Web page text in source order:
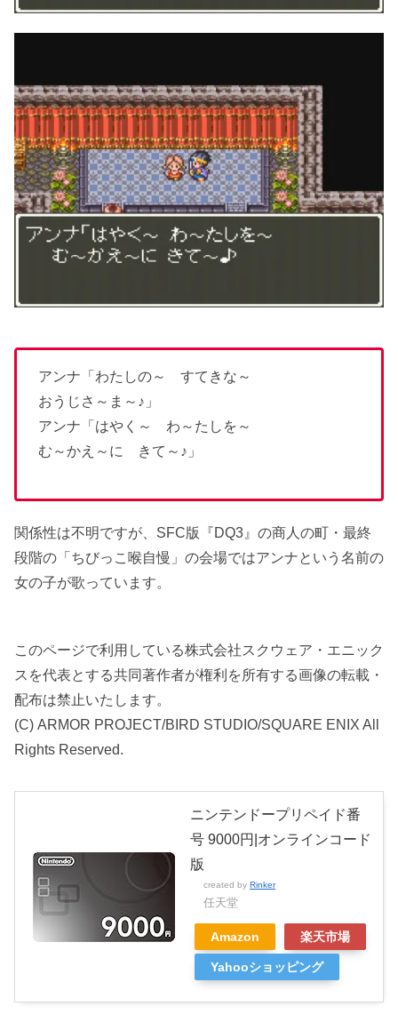
アンナ「わたしの～ すてきな～
おうじさ～ま～♪」
アンナ「はやく～ わ～たしを～
む～かえ～に きて～♪」
関係性は不明ですが、SFC版『DQ3』の商人の町・最終
段階の「ちびっこ喉自慢」の会場ではアンナという名前の
女の子が歌っています。
このページで利用している株式会社スクウェア・エニック
スを代表とする共同著作者が権利を所有する画像の転載・
配布は禁止いたします。
(C) ARMOR PROJECT/BIRD STUDIO/SQUARE ENIX All
Rights Reserved.
ニンテンドープリペイド番
号 9000円|オンラインコード
版
created by Rinker
任天堂
Amazon 楽天市場
Yahooショッピング